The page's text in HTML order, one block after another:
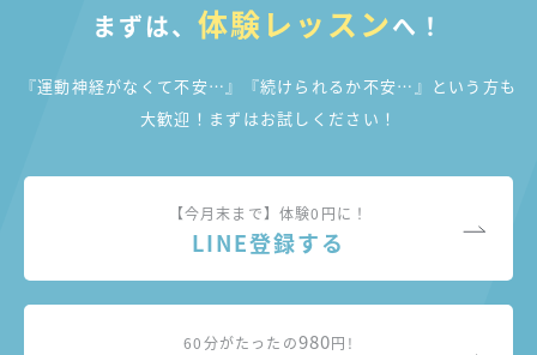
まずは、 体験レッスンへ！
『運動神経がなくて不安…』『続けられるか不安…』 という方も
大歓迎！まずはお試しください！
【今月末まで】体験0円に！
LINE登録する
60分がたったの980円!